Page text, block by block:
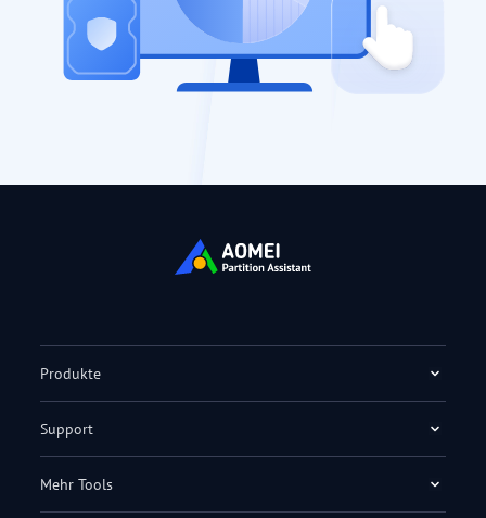
Produkte
Support
Mehr Tools